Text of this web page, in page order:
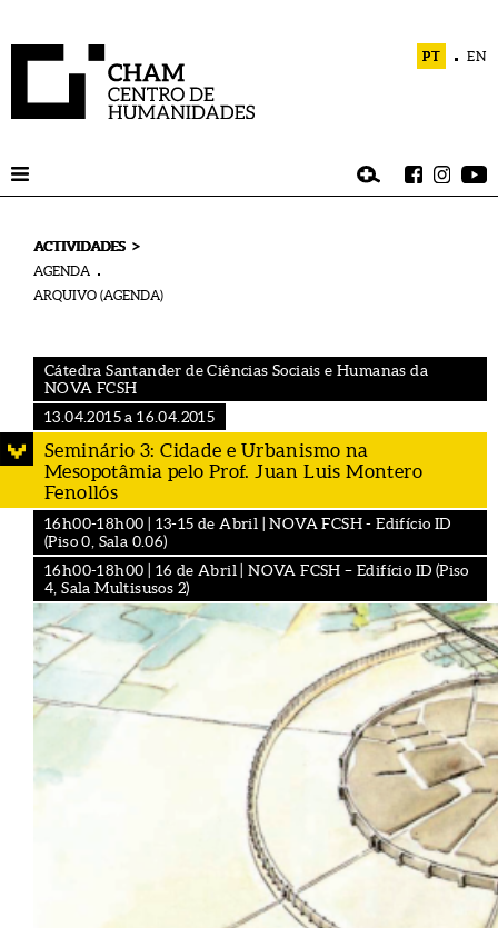
PT EN
ACTIVIDADES >
AGENDA
ARQUIVO (AGENDA)
Cátedra Santander de Ciências Sociais e Humanas da
NOVA FCSH
13.04.2015 a 16.04.2015
Seminário 3: Cidade e Urbanismo na
Mesopotâmia pelo Prof. Juan Luis Montero
Fenollós
16h00-18h00 | 13-15 de Abril | NOVA FCSH - Edifício ID
(Piso 0, Sala 0.06)
16h00-18h00 | 16 de Abril | NOVA FCSH – Edifício ID (Piso
4, Sala Multisusos 2)